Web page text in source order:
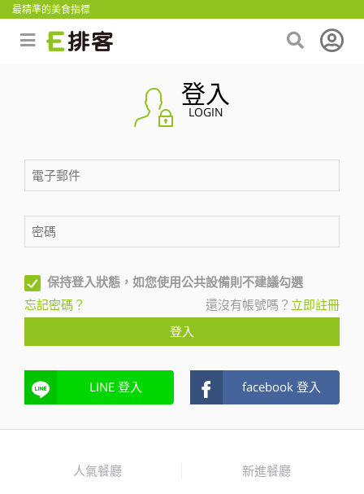
最精準的美食指標
登入
LOGIN
保持登入狀態，如您使用公共設備則不建議勾選
忘記密碼？
還沒有帳號嗎？ 立即註冊
登入
LINE 登入 facebook 登入
人氣餐廳 新進餐廳